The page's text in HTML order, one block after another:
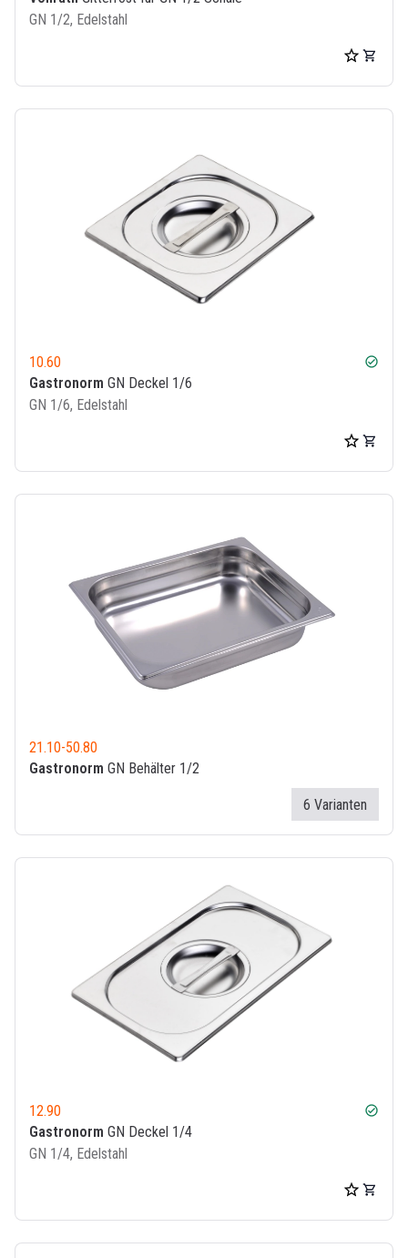
GN 1/2, Edelstahl
10.60 check_circle
Gastronorm GN Deckel 1/6
GN 1/6, Edelstahl
21.10-50.80
Gastronorm GN Behälter 1/2
6 Varianten
12.90 check_circle
Gastronorm GN Deckel 1/4
GN 1/4, Edelstahl